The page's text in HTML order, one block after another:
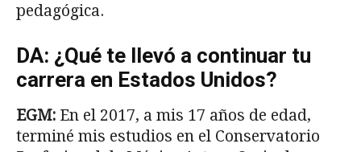
pedagógica.
DA: ¿Qué te llevó a continuar tu
carrera en Estados Unidos?
EGM: En el 2017, a mis 17 años de edad,
terminé mis estudios en el Conservatorio